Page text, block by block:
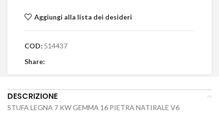
Aggiungi alla lista dei desideri
COD: 514437
Share:
DESCRIZIONE
STUFA LEGNA 7 KW GEMMA 16 PIETRA NATIRALE V6